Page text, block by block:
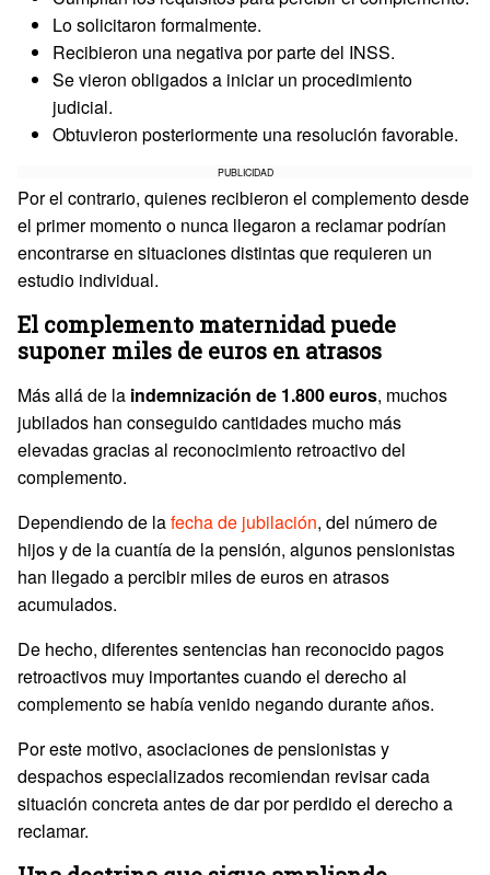
Lo solicitaron formalmente.
Recibieron una negativa por parte del INSS.
Se vieron obligados a iniciar un procedimiento
judicial.
Obtuvieron posteriormente una resolución favorable.
PUBLICIDAD
Por el contrario, quienes recibieron el complemento desde
el primer momento o nunca llegaron a reclamar podrían
encontrarse en situaciones distintas que requieren un
estudio individual.
El complemento maternidad puede
suponer miles de euros en atrasos
Más allá de la indemnización de 1.800 euros, muchos
jubilados han conseguido cantidades mucho más
elevadas gracias al reconocimiento retroactivo del
complemento.
Dependiendo de lafecha de jubilación, del número de
hijos y de la cuantía de la pensión, algunos pensionistas
han llegado a percibir miles de euros en atrasos
acumulados.
De hecho, diferentes sentencias han reconocido pagos
retroactivos muy importantes cuando el derecho al
complemento se había venido negando durante años.
Por este motivo, asociaciones de pensionistas y
despachos especializados recomiendan revisar cada
situación concreta antes de dar por perdido el derecho a
reclamar.